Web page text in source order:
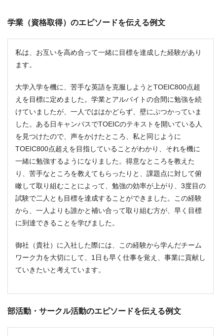
学業（資格取得）のエピソードを伝える例文
私は、お互いを高め合って一緒に目標を達成した経験があり
ます。
大学入学を機に、苦手な英語を克服しようとTOEIC800点超
えを目標に定めました。学業とアルバイトの合間に勉強を続
けていましたが、一人でははかどらず、壁にぶつかっていま
した。ある日キャンパスでTOEICのテキストを開いている人
を見つけたので、声をかけたところ、私と同じように
TOEIC800点超えを目指していることがわかり、それを機に
一緒に勉強するようになりました。得意なところを教えた
り、苦手なところを教えてもらったりと、課題点に対して俯
瞰して取り組むことによって、勉強の効率が上がり、3度目の
試験で二人とも目標を達成することができました。この経験
から、一人よりも誰かと補い合って取り組む方が、早く目標
に到達できることを学びました。
御社（貴社）に入社した際には、この経験から学んだチーム
ワーク力を大切にして、1日も早く仕事を覚え、事業に貢献し
ていきたいと考えています。
部活動・サークル活動のエピソードを伝える例文